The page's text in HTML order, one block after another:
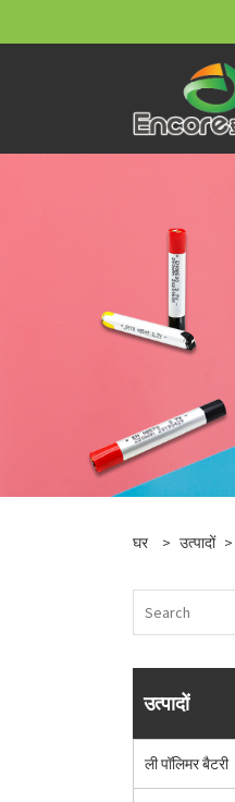
घर > उत्पादों >
उत्पादों
ली पॉलिमर बैटरी